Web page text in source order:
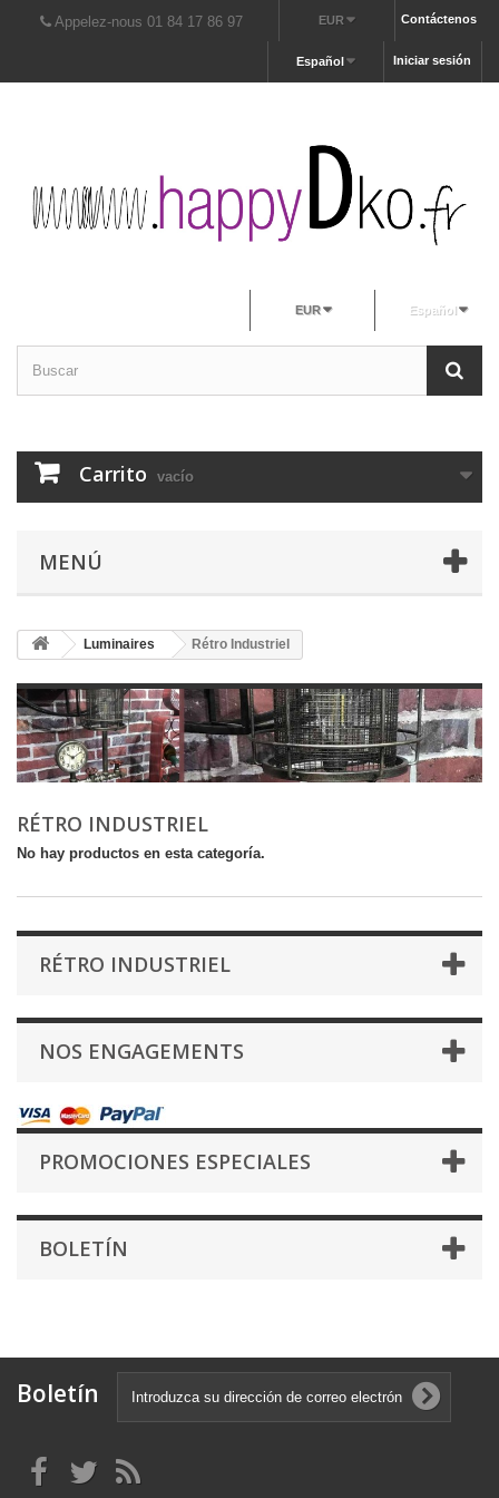
Contáctenos
EUR
Appelez-nous 01 84 17 86 97
Iniciar sesión
Español
Español
EUR
Carrito vacío
MENÚ
Luminaires Rétro Industriel
RÉTRO INDUSTRIEL
No hay productos en esta categoría.
RÉTRO INDUSTRIEL
NOS ENGAGEMENTS
PROMOCIONES ESPECIALES
BOLETÍN
Boletín